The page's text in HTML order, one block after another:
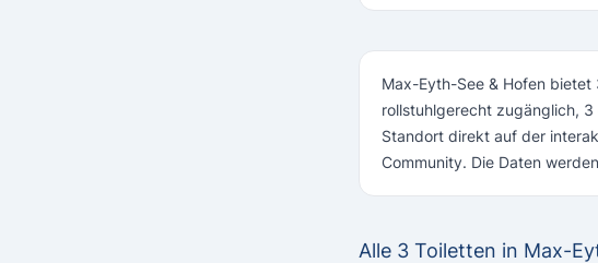
Max-Eyth-See & Hofen
rollstuhlgerecht zugänglich,
Standort direkt auf der
Community. Die Daten
Alle 3 Toiletten in Max-